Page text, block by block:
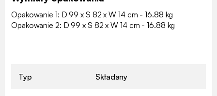
Opakowanie 1: D 99 x S 82 x W 14 cm - 16.88 kg
Opakowanie 2: D 99 x S 82 x W 14 cm - 16.88 kg
Typ Składany